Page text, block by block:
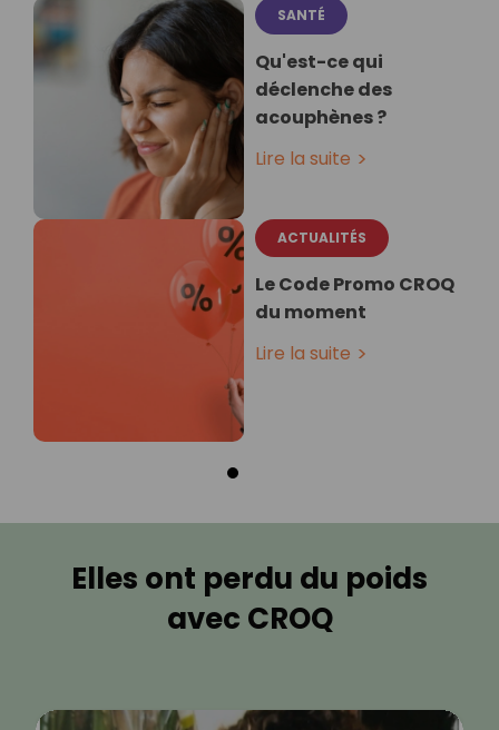
SANTÉ
Qu'est-ce qui
déclenche des
acouphènes ?
Lire la suite
ACTUALITÉS
Le Code Promo CROQ
du moment
Lire la suite
Elles ont perdu du poids
avec CROQ